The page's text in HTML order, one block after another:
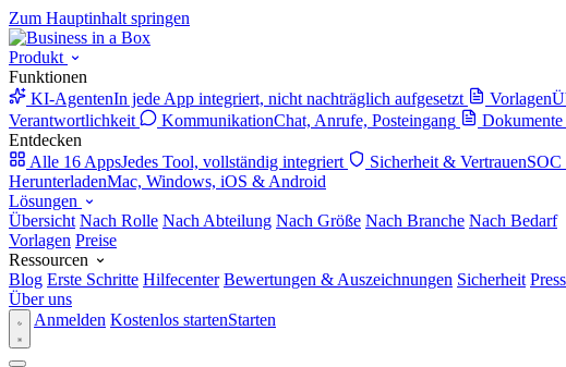
Zum Hauptinhalt springen
Produkt
Funktionen
KI-AgentenIn jede App integriert, nicht nachträglich aufgesetzt Vorlagen
Verantwortlichkeit
KommunikationChat, Anrufe, Posteingang
Entdecken
Alle 16 AppsJedes Tool, vollständig integriert Sicherheit & VertrauenSOC
HerunterladenMac, Windows, iOS & Android
Lösungen
Übersicht Nach Rolle Nach Abteilung Nach Größe Nach Branche Nach Bedarf
Vorlagen Preise
Ressourcen
Blog Erste Schritte Hilfecenter Bewertungen & Auszeichnungen Sicherheit
Über uns
Anmelden Kostenlos startenStarten